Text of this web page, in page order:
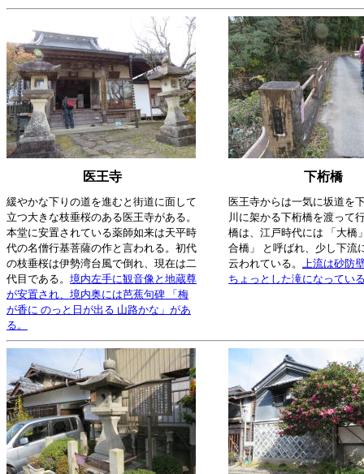
医王寺 下桁橋
緩やかな下りの道を進むと街道に面して
立つ大きな枝垂桜のある医王寺がある。
本堂に安置されている薬師如来は天平時
代の名僧行基菩薩の作と言われる。初代
の枝垂桜は伊勢湾台風で倒れ、現在は二
代目である。 境内左手に観音像と地蔵尊
が安置され、境内奥には芭蕉句碑 「梅
が香に のっと日が出る 山路かな」があ
る。
医王寺からは一気に坂道を
川に架かる下桁橋を渡って
橋は、江戸時代には 「大橋
合橋」 と呼ばれ、少し下流
云われている。 上流は砂防
ちょっとした滝になってい